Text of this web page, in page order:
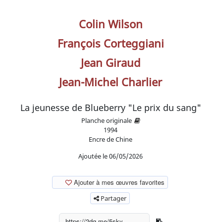
Colin Wilson
François Corteggiani
Jean Giraud
Jean-Michel Charlier
La jeunesse de Blueberry "Le prix du sang"
Planche originale
1994
Encre de Chine
Ajoutée le 06/05/2026
Ajouter à mes œuvres favorites
Partager